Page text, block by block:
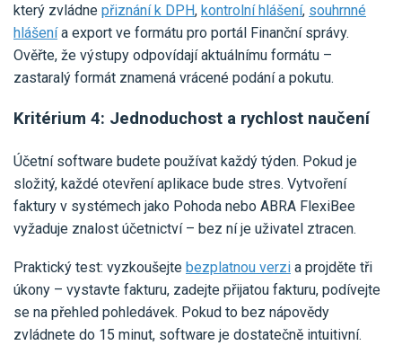
který zvládne přiznání k DPH, kontrolní hlášení, souhrnné
hlášenía export ve formátu pro portál Finanční správy.
Ověřte, že výstupy odpovídají aktuálnímu formátu –
zastaralý formát znamená vrácené podání a pokutu.
Kritérium 4: Jednoduchost a rychlost naučení
Účetní software budete používat každý týden. Pokud je
složitý, každé otevření aplikace bude stres. Vytvoření
faktury v systémech jako Pohoda nebo ABRA FlexiBee
vyžaduje znalost účetnictví – bez ní je uživatel ztracen.
Praktický test: vyzkoušejte bezplatnou verzi a projděte tři
úkony – vystavte fakturu, zadejte přijatou fakturu, podívejte
se na přehled pohledávek. Pokud to bez nápovědy
zvládnete do 15 minut, software je dostatečně intuitivní.